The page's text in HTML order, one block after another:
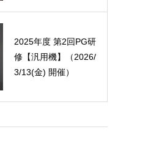
2025年度 第2回PG研
修【汎用機】（2026/
3/13(金) 開催）